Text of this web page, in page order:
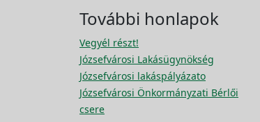
További honlapok
Vegyél részt!
Józsefvárosi Lakásügynökség
Józsefvárosi lakáspályázato
Józsefvárosi Önkormányzati Bérlői
csere